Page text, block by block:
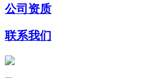
公司资质
联系我们